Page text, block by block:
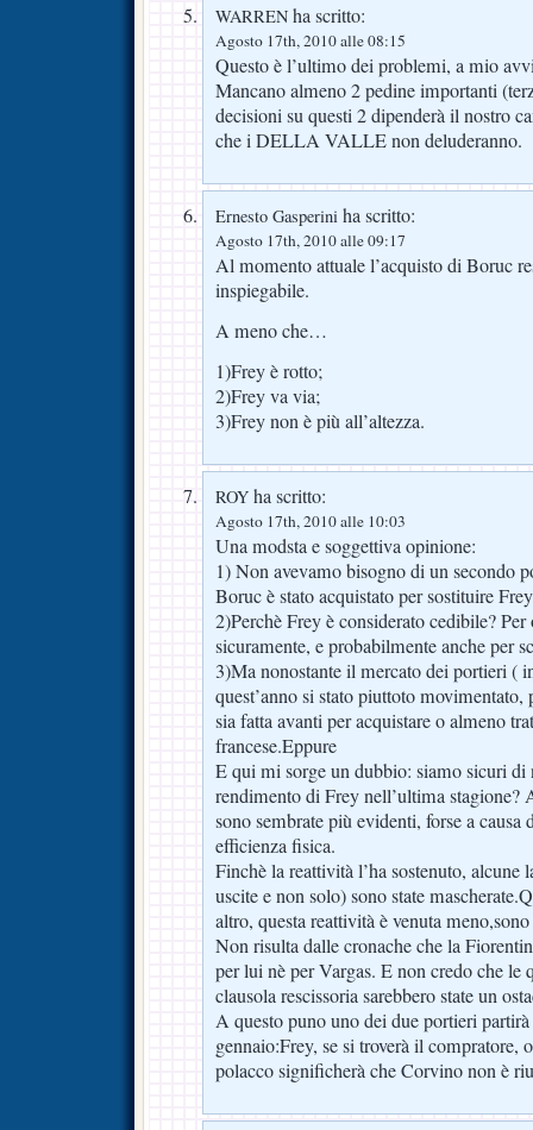
WARREN ha scritto:
Agosto 17th, 2010 alle 08:15
Questo è l’ultimo dei problemi, a mio
Mancano almeno 2 pedine importanti
decisioni su questi 2 dipenderà il nostro
che i DELLA VALLE non deluderanno.
Ernesto Gasperini ha scritto:
Agosto 17th, 2010 alle 09:17
Al momento attuale l’acquisto di Boruc
inspiegabile.
A meno che…
1)Frey è rotto;
2)Frey va via;
3)Frey non è più all’altezza.
ROY ha scritto:
Agosto 17th, 2010 alle 10:03
Una modsta e soggettiva opinione:
1) Non avevamo bisogno di un secondo
Boruc è stato acquistato per sostituire
2)Perchè Frey è considerato cedibile?
sicuramente, e probabilmente anche per
3)Ma nonostante il mercato dei portieri (
quest’anno si stato piuttoto movimentato,
sia fatta avanti per acquistare o almeno
francese.Eppure
E qui mi sorge un dubbio: siamo sicuri di
rendimento di Frey nell’ultima stagione?
sono sembrate più evidenti, forse a causa
efficienza fisica.
Finchè la reattività l’ha sostenuto, alcune
uscite e non solo) sono state
altro, questa reattività è venuta
Non risulta dalle cronache che la
per lui nè per Vargas. E non credo che le
clausola rescissoria sarebbero state un
A questo puno uno dei due portieri
gennaio:Frey, se si troverà il compratore,
polacco significherà che Corvino non è